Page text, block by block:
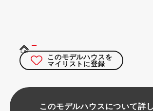
このモデルハウスを
マイリストに登録
このモデルハウスについて詳